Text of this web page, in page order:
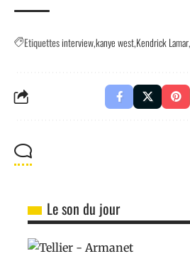
Etiquettesinterviewkanye westKendrick Lamar
Le son du jour